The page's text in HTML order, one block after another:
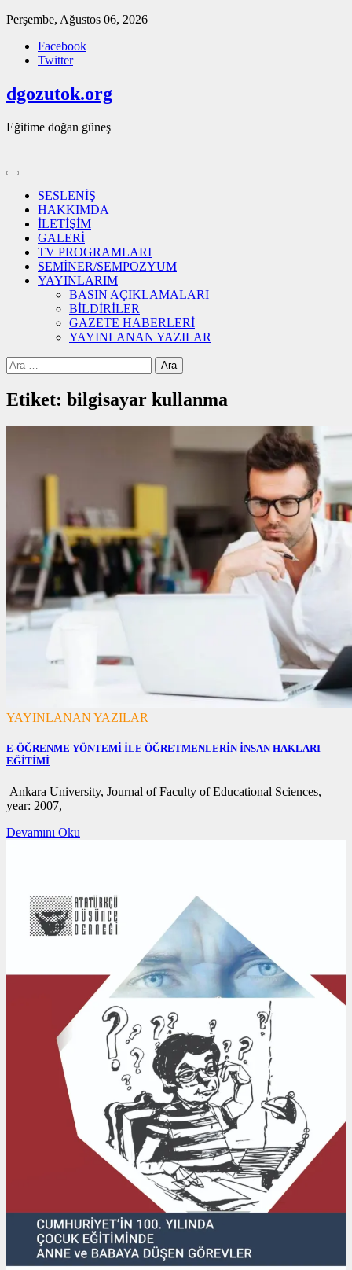
Skip
content
Perşembe, Ağustos 06, 2026
Facebook
Twitter
dgozutok.org
Eğitime doğan güneş
SESLENİŞ
HAKKIMDA
İLETİŞİM
GALERİ
TV PROGRAMLARI
SEMİNER/SEMPOZYUM
YAYINLARIM
BASIN AÇIKLAMALARI
BİLDİRİLER
GAZETE HABERLERİ
YAYINLANAN YAZILAR
Arama:
Etiket: bilgisayar kullanma
YAYINLANAN YAZILAR
E-ÖĞRENME YÖNTEMİ İLE ÖĞRETMENLERİN İNSAN HAKLARI
EĞİTİMİ
18/12/202018/12/2020
Ankara University, Journal of Faculty of Educational Sciences,
year: 2007,
Devamını Oku